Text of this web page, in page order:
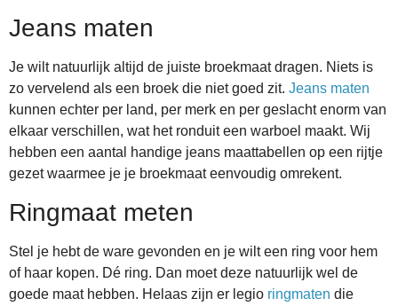
Jeans maten
Je wilt natuurlijk altijd de juiste broekmaat dragen. Niets is
zo vervelend als een broek die niet goed zit. Jeans maten
kunnen echter per land, per merk en per geslacht enorm van
elkaar verschillen, wat het ronduit een warboel maakt. Wij
hebben een aantal handige jeans maattabellen op een rijtje
gezet waarmee je je broekmaat eenvoudig omrekent.
Ringmaat meten
Stel je hebt de ware gevonden en je wilt een ring voor hem
of haar kopen. Dé ring. Dan moet deze natuurlijk wel de
goede maat hebben. Helaas zijn er legio ringmaten die